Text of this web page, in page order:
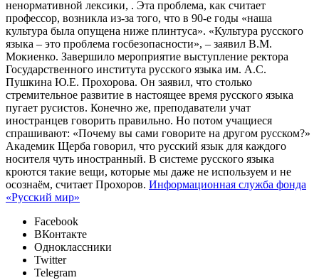
ненормативной лексики, . Эта проблема, как считает
профессор, возникла из-за того, что в 90-е годы «наша
культура была опущена ниже плинтуса». «Культура русского
языка – это проблема госбезопасности», – заявил В.М.
Мокиенко. Завершило мероприятие выступление ректора
Государственного института русского языка им. А.С.
Пушкина Ю.Е. Прохорова. Он заявил, что столько
стремительное развитие в настоящее время русского языка
пугает русистов. Конечно же, преподаватели учат
иностранцев говорить правильно. Но потом учащиеся
спрашивают: «Почему вы сами говорите на другом русском?»
Академик Щерба говорил, что русский язык для каждого
носителя чуть иностранный. В системе русского языка
кроются такие вещи, которые мы даже не используем и не
осознаём, считает Прохоров. Информационная служба фонда
«Русский мир»
Facebook
ВКонтакте
Одноклассники
Twitter
Telegram